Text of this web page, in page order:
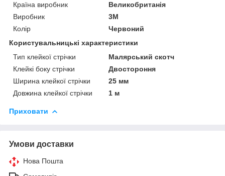
Країна виробник
Великобританія
Виробник
3М
Колір
Червоний
Користувальницькі характеристики
Тип клейкої стрічки
Малярський скотч
Клейкі боку стрічки
Двостороння
Ширина клейкої стрічки
25 мм
Довжина клейкої стрічки
1 м
Приховати
Умови доставки
Нова Пошта